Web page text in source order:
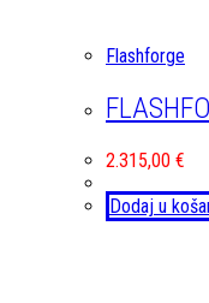
Flashforge
2.315,00 €
Dodaj u